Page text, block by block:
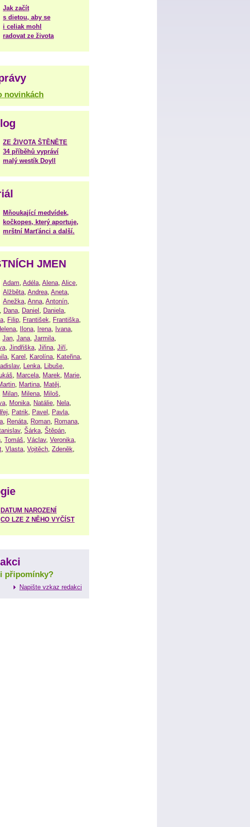
Jak začít
s dietou, aby se
i celiak mohl
radovat ze života
novinkách
ZE ŽIVOTA ŠTĚNĚTE
34 příběhů vypráví
malý westík Doyll
Mňoukající medvídek,
kočkopes, který aportuje,
mrštní Marťánci a další.
JMEN
Adam, Adéla, Alena, Alice,
Alžběta, Andrea, Aneta,
Anežka, Anna, Antonín,
, Dana, Daniel , Daniela,
, Filip, František, Františka,
, Ilona, Irena, Ivana,
Jan, Jana, Jarmila,
, Jindřiška, Jiřina, Jiří,
, Karel , Karolína, Kateřina,
, Lenka, Libuše,
, Marcela, Marek, Marie,
, Martina, Matěj,
Milan, Milena, Miloš,
, Monika, Natálie, Nela,
, Patrik, Pavel , Pavla,
, Renáta, Roman, Romana,
, Šárka, Štěpán,
, Tomáš, Václav, Veronika,
, Vlasta, Vojtěch, Zdeněk,
DATUM NAROZENÍ
CO LZE Z NĚHO VYČÍST
připomínky?
Napište vzkaz redakci